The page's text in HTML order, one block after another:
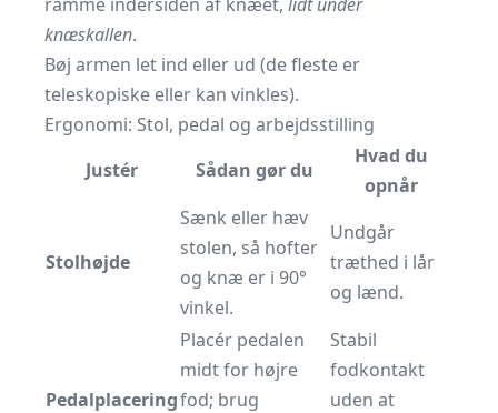
knæskallen.
Bøj armen let ind eller ud (de fleste er
teleskopiske eller kan vinkles).
Ergonomi: Stol, pedal og arbejdsstilling
Justér
Sådan gør du
Hvad du
opnår
Stolhøjde
Sænk eller hæv
stolen, så hofter
og knæ er i 90°
vinkel.
Undgår
træthed i lår
og lænd.
Pedalplacering
Placér pedalen
midt for højre
fod; brug
Stabil
fodkontakt
uden at